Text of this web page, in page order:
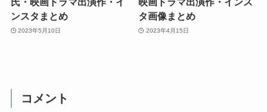
ンスタまとめ
2023年5月10日
タ画像まとめ
2023年4月15日
コメント